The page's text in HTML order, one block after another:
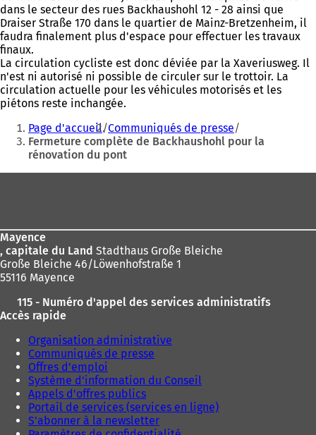
dans le secteur des rues Backhaushohl 12 - 28 ainsi que
Draiser Straße 170 dans le quartier de Mainz-Bretzenheim, il
faudra finalement plus d'espace pour effectuer les travaux
finaux.
La circulation cycliste est donc déviée par la Xaveriusweg. Il
n'est ni autorisé ni possible de circuler sur le trottoir. La
circulation actuelle pour les véhicules motorisés et les
piétons reste inchangée.
Vous
êtes
:
Page d'accueil Communiqués de presse
Fermeture complète de Backhaushohl pour la
rénovation du pont
Mayence
, capitale du Land Stadthaus Große Bleiche
Große Bleiche 46/Löwenhofstraße 1
55116 Mayence
115 - Numéro d'appel des services administratifs
Accès rapide
Organisation administrative
Communiqués de presse
Offres d'emploi
Système d'information du Conseil
Appels d'offres publics
Portail de services (services en ligne)
S'abonner à la newsletter